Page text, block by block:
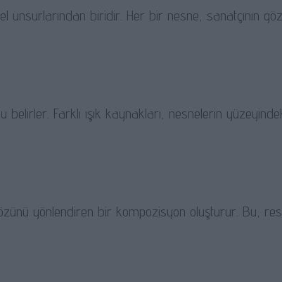
unsurlarından biridir. Her bir nesne, sanatçının
belirler. Farklı ışık kaynakları, nesnelerin
yönlendiren bir kompozisyon oluşturur. Bu,